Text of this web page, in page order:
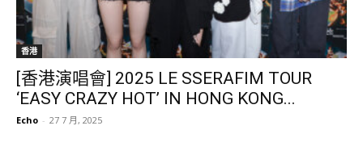
香港
[香港演唱會] 2025 LE SSERAFIM TOUR
‘EASY CRAZY HOT’ IN HONG KONG...
Echo - 27 7 月, 2025